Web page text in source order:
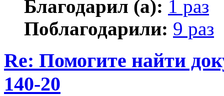
Благодарил (а): 1 раз
Поблагодарили: 9 раз
Re: Помогите найти
140-20